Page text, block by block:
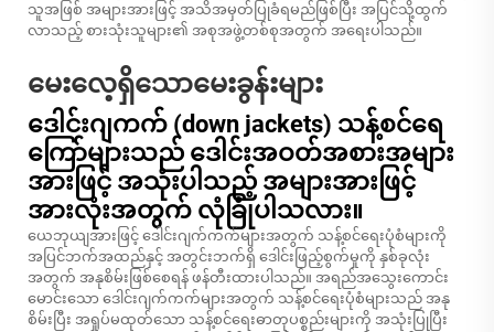
သူအဖြစ် အများအားဖြင့် အသိအမှတ်ပြုခံရမည်ဖြစ်ပြီး အပြင်သို့ထွက်
လာသည့် စားသုံးသူများ၏ အစုအဖွဲ့တစ်စုအတွက် အရေးပါသည်။
မေးလေ့ရှိသောမေးခွန်းများ
ဒေါင်းဂျကက် (down jackets) သန့်စင်ရေ
ကြော်များသည် ဒေါင်းအဝတ်အစားအများ
အားဖြင့် အသုံးပါသည့် အများအားဖြင့်
အားလုံးအတွက် လုံခြုံပါသလား။
ယေဘုယျအားဖြင့် ဒေါင်းဂျက်ကက်များအတွက် သန့်စင်ရေးပုံစံများကို
အပြင်ဘက်အထည်နှင့် အတွင်းဘက်ရှိ ဒေါင်းဖြည့်စွက်မှုကို နှစ်ခုလုံး
အတွက် အနုစိမ်းဖြစ်စေရန် ဖန်တီးထားပါသည်။ အရည်အသွေးကောင်း
မောင်းသော ဒေါင်းဂျက်ကက်များအတွက် သန့်စင်ရေးပုံစံများသည် အနု
စိမ်းပြီး အရှုပ်မထုတ်သော သန့်စင်ရေးဓာတုပစ္စည်းများကို အသုံးပြုပြီး